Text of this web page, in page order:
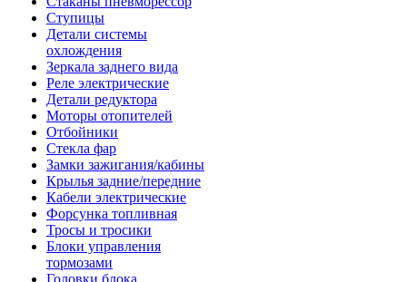
Ступицы
Детали системы
охлождения
Зеркала заднего вида
Реле электрические
Детали редуктора
Моторы отопителей
Отбойники
Стекла фар
Замки зажигания/кабины
Крылья задние/передние
Кабели электрические
Форсунка топливная
Тросы и тросики
Блоки управления
тормозами
Головки блока